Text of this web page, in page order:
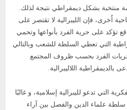
منتخبة بشكل ديمقراطي نتيجة لذلك.
اُخرى، فإن الليبرالية لا تقتصر على
تؤكد على حرية الفرد بأنواعها وتحمي
التي تعطي السلطة للشعب وبالتالي
الفرد بحسب ظروف المجتمع
اللاليبرالية.
التي تدعو لليبرالية إسلامية، و غالبًا
سلطة علماء الدين والفصل بين آراء